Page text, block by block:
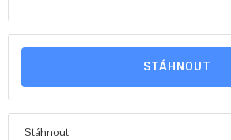
STÁHNOUT
Stáhnout